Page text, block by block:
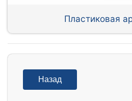
Пластиковая
Назад